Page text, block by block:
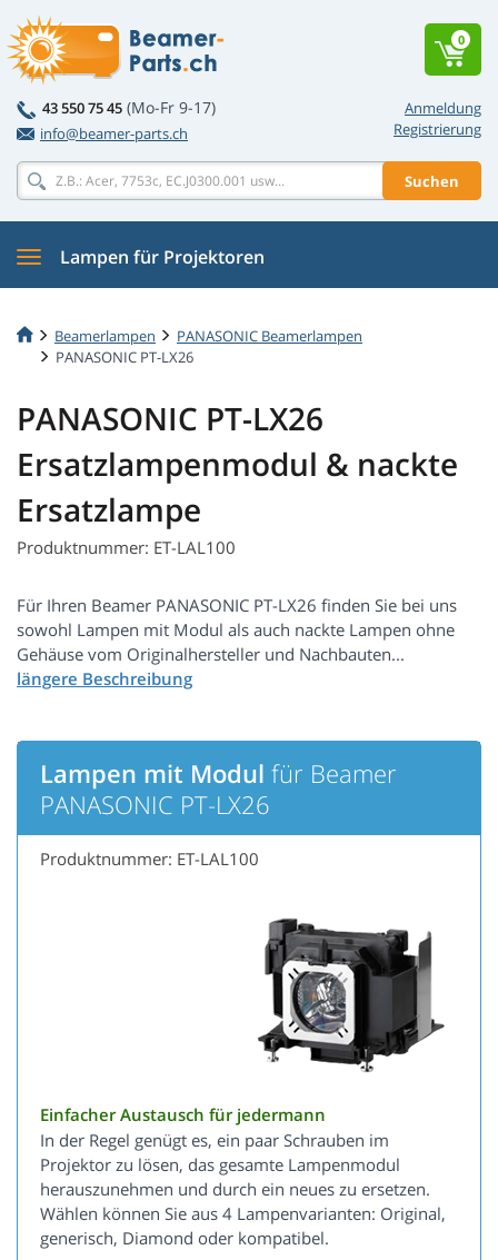
Anmeldung
Registrierung
43 550 75 45 (Mo-Fr 9-17)
info@beamer-parts.ch
Suchen
0
Lampen für Projektoren
Beamerlampen
PANASONIC Beamerlampen
PANASONIC PT-LX26
PANASONIC PT-LX26
Ersatzlampenmodul & nackte
Ersatzlampe
Produktnummer: ET-LAL100
Für Ihren Beamer PANASONIC PT-LX26 finden Sie bei uns
sowohl Lampen mit Modul als auch nackte Lampen ohne
Gehäuse vom Originalhersteller und Nachbauten...
Lampen mit Modul für Beamer
PANASONIC PT-LX26
Produktnummer: ET-LAL100
Einfacher Austausch für jedermann
In der Regel genügt es, ein paar Schrauben im
Projektor zu lösen, das gesamte Lampenmodul
herauszunehmen und durch ein neues zu ersetzen.
Wählen können Sie aus 4 Lampenvarianten: Original,
generisch, Diamond oder kompatibel.